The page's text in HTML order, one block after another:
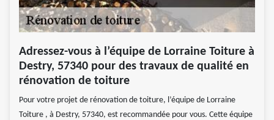
Adressez-vous à l’équipe de Lorraine Toiture à
Destry, 57340 pour des travaux de qualité en
rénovation de toiture
Pour votre projet de rénovation de toiture, l’équipe de Lorraine
Toiture , à Destry, 57340, est recommandée pour vous. Cette équipe